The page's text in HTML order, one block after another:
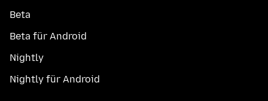
Beta
Beta für Android
Nightly
Nightly für Android